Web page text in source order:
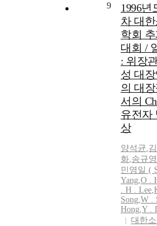
9
1996년
차 대
학회
대회 /
: 위장
성 대
의 대
서의
유전자
상
양석균,
화,송규영
민영일 (
Yang,O .
. H . Lee,
Song,W .
Hong,Y .
대한